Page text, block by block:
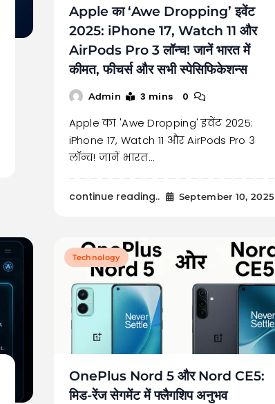
Apple का ‘Awe Dropping’ इवेंट
2025: iPhone 17, Watch 11 और
AirPods Pro 3 लॉन्च! जानें भारत में
कीमत, फीचर्स और सभी स्पेसिफिकेशन्स
Admin 3 mins 0
Apple का 'Awe Dropping' इवेंट 2025:
iPhone 17, Watch 11 और AirPods Pro 3
लॉन्च! जानें भारत…
continue reading.. September 10, 2025
Technology
OnePlus Nord 5 और Nord CE5:
मिड-रेंज सेगमेंट में फ्लैगशिप अनुभव